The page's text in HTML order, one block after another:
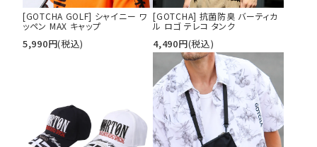
[GOTCHA GOLF] シャイニー ワ
ッペン MAX キャップ
5,990円(税込)
[GOTCHA] 抗菌防臭 バーティカ
ル ロゴ テレコ タンク
4,490円(税込)